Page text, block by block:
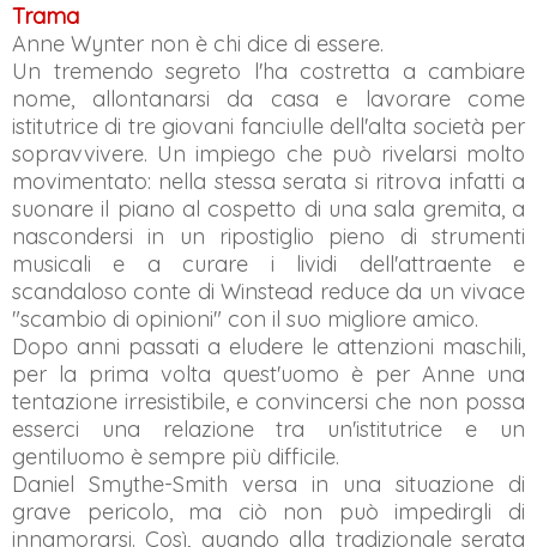
Trama
Anne Wynter non è chi dice di essere.
Un tremendo segreto l'ha costretta a cambiare
nome, allontanarsi da casa e lavorare come
istitutrice di tre giovani fanciulle dell'alta società per
sopravvivere. Un impiego che può rivelarsi molto
movimentato: nella stessa serata si ritrova infatti a
suonare il piano al cospetto di una sala gremita, a
nascondersi in un ripostiglio pieno di strumenti
musicali e a curare i lividi dell'attraente e
scandaloso conte di Winstead reduce da un vivace
"scambio di opinioni" con il suo migliore amico.
Dopo anni passati a eludere le attenzioni maschili,
per la prima volta quest'uomo è per Anne una
tentazione irresistibile, e convincersi che non possa
esserci una relazione tra un'istitutrice e un
gentiluomo è sempre più difficile.
Daniel Smythe-Smith versa in una situazione di
grave pericolo, ma ciò non può impedirgli di
innamorarsi. Così, quando alla tradizionale serata